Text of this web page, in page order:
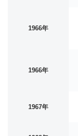
1966年
1966年
1967年